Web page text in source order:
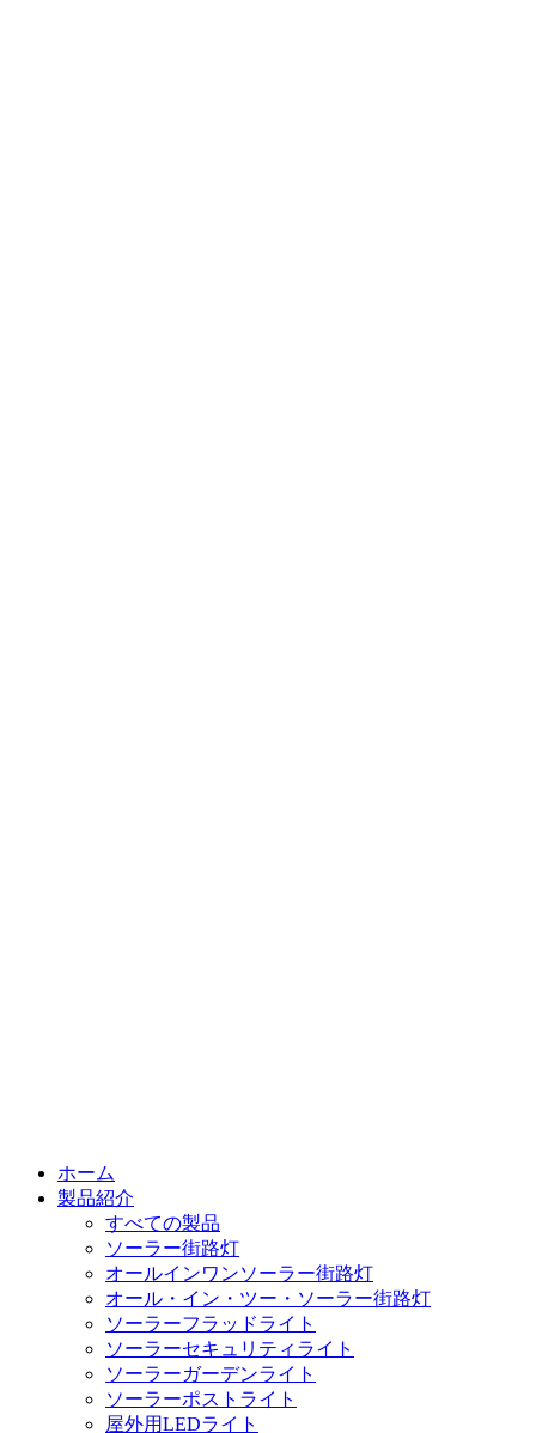
ホーム
製品紹介
すべての製品
ソーラー街路灯
オールインワンソーラー街路灯
オール・イン・ツー・ソーラー街路灯
ソーラーフラッドライト
ソーラーセキュリティライト
ソーラーガーデンライト
ソーラーポストライト
屋外用LEDライト